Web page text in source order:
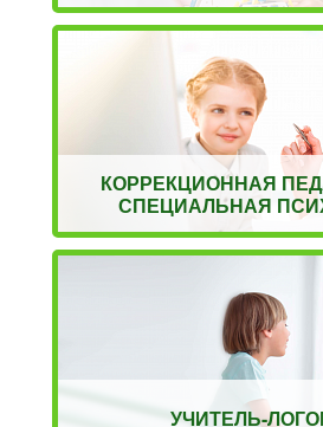
КОРРЕКЦИОННАЯ
СПЕЦИАЛЬНАЯ
УЧИТЕЛЬ-